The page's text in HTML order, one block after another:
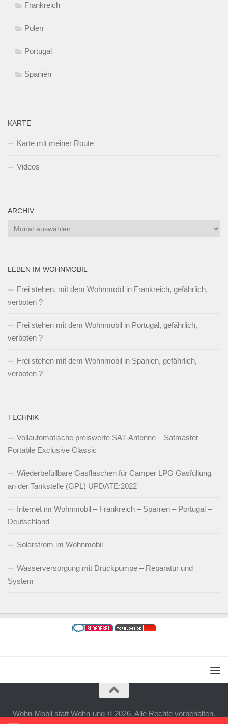
Frankreich
Polen
Portugal
Spanien
KARTE
Karte mit meiner Route
Videos
ARCHIV
Archiv
LEBEN IM WOHNMOBIL
Frei stehen, mit dem Wohnmobil in Frankreich, gefährlich,
verboten ?
Frei stehen mit dem Wohnmobil in Portugal, gefährlich,
verboten ?
Frei stehen mit dem Wohnmobil in Spanien, gefährlich,
verboten ?
TECHNIK
Vollautomatische preiswerte SAT-Antenne – Satmaster
Portable Exclusive Classic
Wiederbefüllbare Gasflaschen für Camper LPG Gasfüllung
an der Tankstelle (GPL) UPDATE:2022
Internet im Wohnmobil – Frankreich – Spanien – Portugal –
Deutschland
Solarstrom im Wohnmobil
Wasserversorgung mit Druckpumpe – Reparatur und
System
Wohn-Mobil statt Wohn-ung © 2026. Alle Rechte vorbehalten.